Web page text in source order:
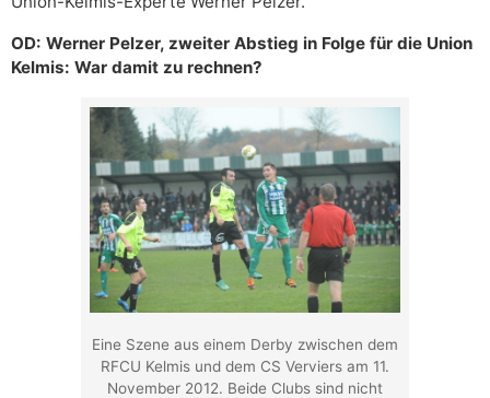
OD: Werner Pelzer, zweiter Abstieg in Folge für die Union
Kelmis: War damit zu rechnen?
Eine Szene aus einem Derby zwischen dem
RFCU Kelmis und dem CS Verviers am 11.
November 2012. Beide Clubs sind nicht